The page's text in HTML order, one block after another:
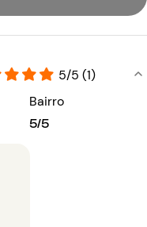
5/5 (1)
Bairro
5/5